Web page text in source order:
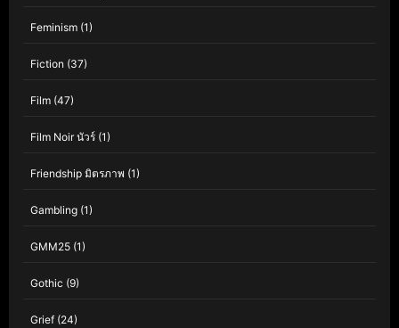
Feminism (1)
Fiction (37)
Film (47)
Film Noir นัวร์ (1)
Friendship มิตรภาพ (1)
Gambling (1)
GMM25 (1)
Gothic (9)
Grief (24)